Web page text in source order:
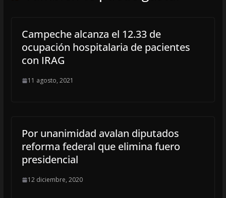
Campeche alcanza el 12.33 de
ocupación hospitalaria de pacientes
con IRAG
11 agosto, 2021
Por unanimidad avalan diputados
reforma federal que elimina fuero
presidencial
12 diciembre, 2020